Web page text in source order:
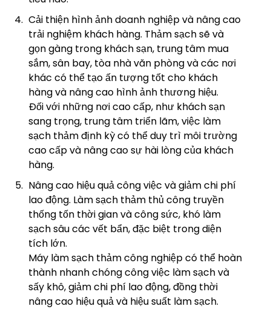
Cải thiện hình ảnh doanh nghiệp và nâng cao
trải nghiệm khách hàng. Thảm sạch sẽ và
gọn gàng trong khách sạn, trung tâm mua
sắm, sân bay, tòa nhà văn phòng và các nơi
khác có thể tạo ấn tượng tốt cho khách
hàng và nâng cao hình ảnh thương hiệu.
Đối với những nơi cao cấp, như khách sạn
sang trọng, trung tâm triển lãm, việc làm
sạch thảm định kỳ có thể duy trì môi trường
cao cấp và nâng cao sự hài lòng của khách
hàng.
Nâng cao hiệu quả công việc và giảm chi phí
lao động. Làm sạch thảm thủ công truyền
thống tốn thời gian và công sức, khó làm
sạch sâu các vết bẩn, đặc biệt trong diện
tích lớn.
Máy làm sạch thảm công nghiệp có thể hoàn
thành nhanh chóng công việc làm sạch và
sấy khô, giảm chi phí lao động, đồng thời
nâng cao hiệu quả và hiệu suất làm sạch.